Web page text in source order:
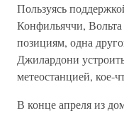
Пользуясь
Конфильяччи,
позициям, одна
Джилардони
метеостанцией, кое-
В конце апреля из